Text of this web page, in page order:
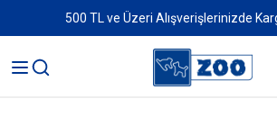
500 TL ve Üzeri Alışverişlerinizde